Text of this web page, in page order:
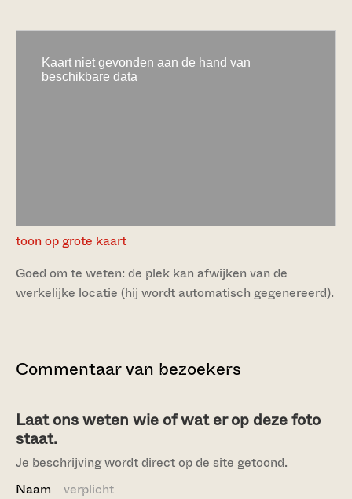
toon op grote kaart
Goed om te weten: de plek kan afwijken van de
werkelijke locatie (hij wordt automatisch gegenereerd).
Commentaar van bezoekers
Laat ons weten wie of wat er op deze foto
staat.
Je beschrijving wordt direct op de site getoond.
Naam verplicht